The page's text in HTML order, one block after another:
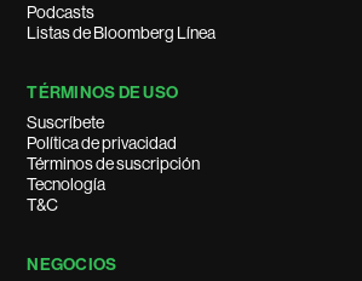
Podcasts
Listas de Bloomberg Línea
TÉRMINOS DE USO
Suscríbete
Política de privacidad
Términos de suscripción
Tecnología
T&C
NEGOCIOS